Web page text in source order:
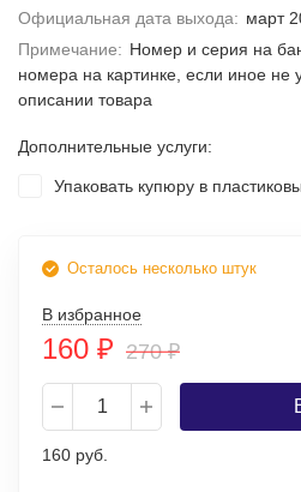
Официальная дата выхода: март
Примечание: Номер и серия на
номера на картинке, если иное не
описании товара
Дополнительные услуги:
Упаковать купюру в
Осталось несколько штук
В избранное
160 ₽ 270₽
160 руб.